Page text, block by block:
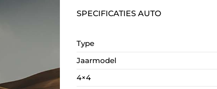
SPECIFICATIES AUTO
Type
Jaarmodel
4×4